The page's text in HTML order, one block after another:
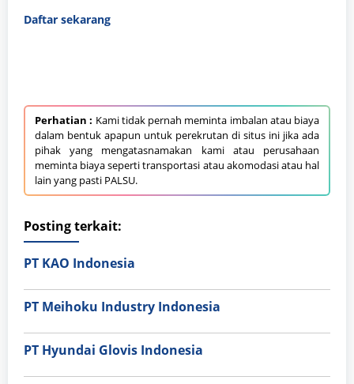
Daftar sekarang
Perhatian : Kami tidak pernah meminta imbalan atau biaya
dalam bentuk apapun untuk perekrutan di situs ini jika ada
pihak yang mengatasnamakan kami atau perusahaan
meminta biaya seperti transportasi atau akomodasi atau hal
lain yang pasti PALSU.
Posting terkait:
PT KAO Indonesia
PT Meihoku Industry Indonesia
PT Hyundai Glovis Indonesia